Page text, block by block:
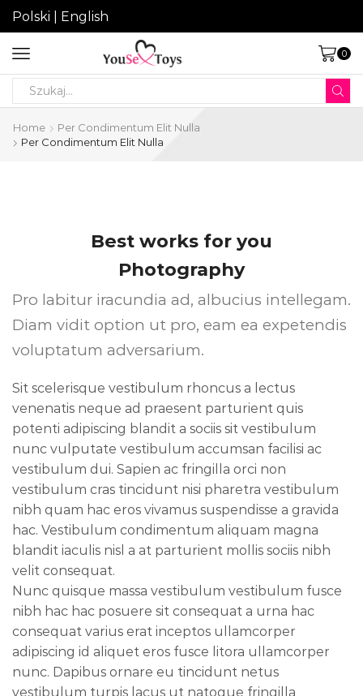
Polski English
0
Home
Per Condimentum Elit Nulla
Per Condimentum Elit Nulla
Best works for you
Photography
Pro labitur iracundia ad, albucius intellegam.
Diam vidit option ut pro, eam ea expetendis
voluptatum adversarium.
Sit scelerisque vestibulum rhoncus a lectus
venenatis neque ad praesent parturient quis
potenti adipiscing blandit a sociis sit vestibulum
nunc vulputate vestibulum accumsan facilisi ac
vestibulum dui. Sapien ac fringilla orci non
vestibulum cras tincidunt nisi pharetra vestibulum
nibh quam hac eros vivamus suspendisse a gravida
hac. Vestibulum condimentum aliquam magna
blandit iaculis nisl a at parturient mollis sociis nibh
velit consequat.
Nunc quisque massa vestibulum vestibulum fusce
nibh hac hac posuere sit consequat a urna hac
consequat varius erat inceptos ullamcorper
adipiscing id aliquet eros fusce litora ullamcorper
nunc. Dapibus ornare eu tincidunt netus
vestibulum turpis lacus ut natoque fringilla